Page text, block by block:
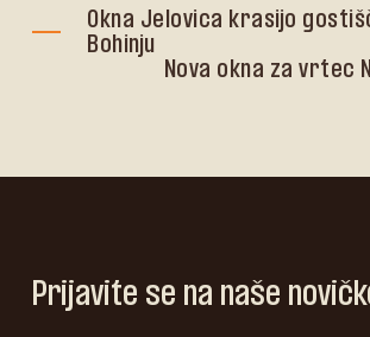
Okna Jelovica krasijo
Bohinju
Nova okna za vrtec
Prijavite se na naše